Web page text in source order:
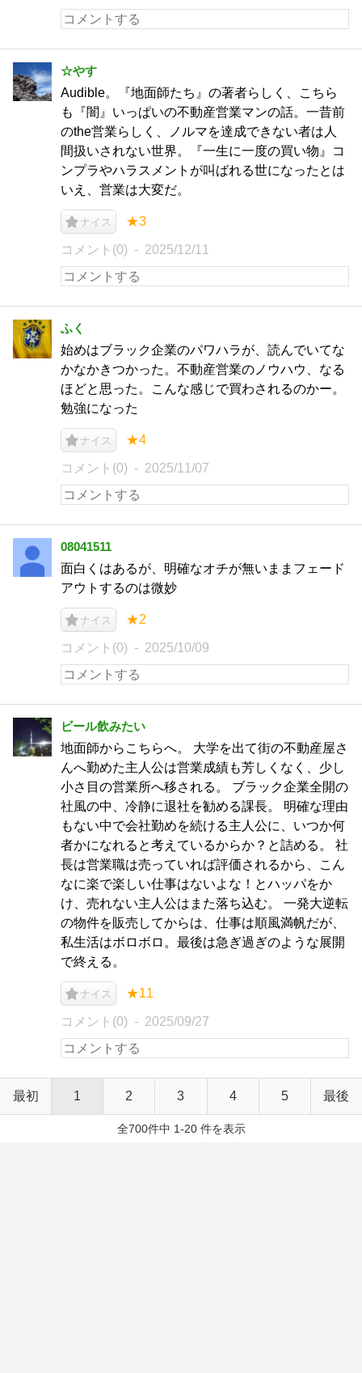
☆やす
Audible。『地面師たち』の著者らしく、こちら
も『闇』いっぱいの不動産営業マンの話。一昔前
のthe営業らしく、ノルマを達成できない者は人
間扱いされない世界。『一生に一度の買い物』コ
ンプラやハラスメントが叫ばれる世になったとは
いえ、営業は大変だ。
ナイス ★3
コメント(0) 2025/12/11
ふく
始めはブラック企業のパワハラが、読んでいてな
かなかきつかった。不動産営業のノウハウ、なる
ほどと思った。こんな感じで買わされるのかー。
勉強になった
ナイス ★4
コメント(0) 2025/11/07
08041511
面白くはあるが、明確なオチが無いままフェード
アウトするのは微妙
ナイス ★2
コメント(0) 2025/10/09
ビール飲みたい
地面師からこちらへ。 大学を出て街の不動産屋さ
んへ勤めた主人公は営業成績も芳しくなく、少し
小さ目の営業所へ移される。 ブラック企業全開の
社風の中、冷静に退社を勧める課長。 明確な理由
もない中で会社勤めを続ける主人公に、いつか何
者かになれると考えているからか？と詰める。 社
長は営業職は売っていれば評価されるから、こん
なに楽で楽しい仕事はないよな！とハッパをか
け、売れない主人公はまた落ち込む。 一発大逆転
の物件を販売してからは、仕事は順風満帆だが、
私生活はボロボロ。最後は急ぎ過ぎのような展開
で終える。
ナイス ★11
コメント(0) 2025/09/27
最初 1 2 3 4 5 最後
全700件中 1-20 件を表示